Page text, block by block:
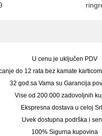
U cenu je uključen PDV
do 12 rata bez kamate
32 god.sa Vama su Garancija
Vise od 200.000 zadovoljnih
Ekspresna dostava u celoj
Uvek dostupna podrška i
100% Sigurna kupovina